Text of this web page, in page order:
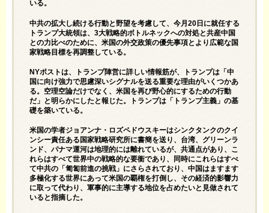
いる。
中共の拡大し続ける行動と野望を考慮して、今月20日に就任する
トランプ大統領は、3大戦略的ボトルネックへの対処と共産中国
との力比べのために、米国の外交政策の優先事項とより広範な国
家戦略目標を再調整している。
NYポストは、トランプ陣営に詳しい情報筋が、トランプは「中
国に向け強力で思慮深いシグナルを送る重要な理由がいくつかあ
る。空理空論だけでなく、米国を再び野心的にするための行動
だ」と明らかにしたと報じた。トランプは「トランプ主義」の基
礎を築いている。
米国の学者ジョアンナ・ロズペドウスキーはシンクタンクのクイ
ンシー責任ある国家戦略研究所に書簡を送り、台湾、グリーンラ
ンド、パナマ運河は地理的には離れているが、共通点があり、こ
れらはすべて世界中の戦略的な要衝であり、同時にこれらはすべ
て中共の「匍匐前進の挑戦」にさらされており、中国はますます
多極化する世界にあって米国の覇権を打倒し、その経済的影響力
に取って代わり、軍事的に主導する地位を占めたいと見做されて
いると指摘した。